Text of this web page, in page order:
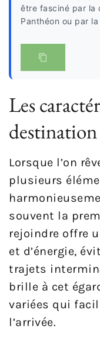
être fasciné par la
Panthéon ou par
Les
Lorsque l’on
plusieurs
souvent la
rejoindre offre
et d’énergie,
trajets
brille à cet
variées qui
l’arrivée.